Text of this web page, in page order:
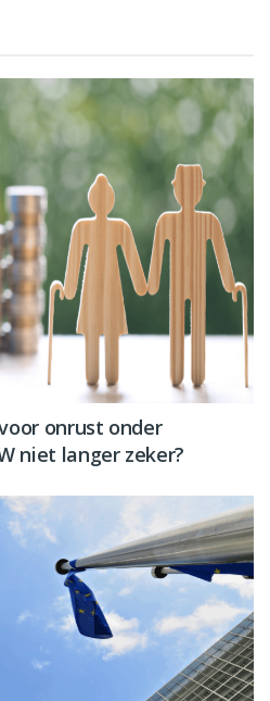
onrust onder
niet langer zeker?